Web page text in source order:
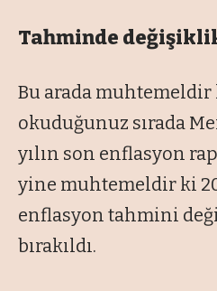
Tahminde
Bu arada muhtemeldir
okuduğunuz sırada
yılın son enflasyon
yine muhtemeldir ki
enflasyon tahmini
bırakıldı.